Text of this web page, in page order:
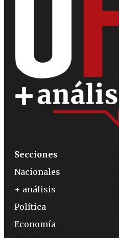
Secciones
Nacionales
+ análisis
Política
Economía